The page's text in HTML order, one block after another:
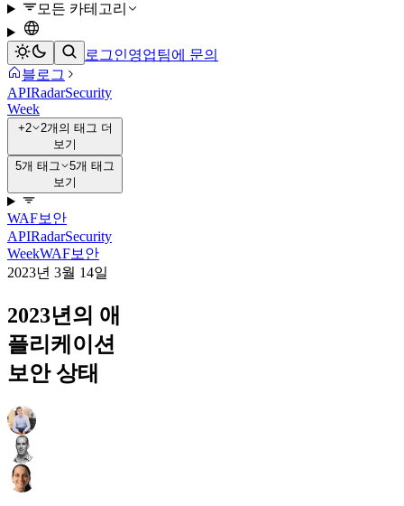
모든 카테고리
로그인영업팀에 문의
블로그
APIRadarSecurity
Week
+2
2개의 태그 더
보기
5개 태그
5개 태그
보기
WAF보안
APIRadarSecurity
WeekWAF보안
2023년 3월 14일
2023년의 애
플리케이션
보안 상태